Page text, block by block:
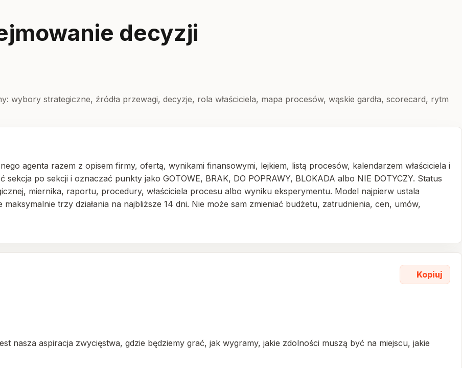
decyzji
wybory strategiczne, źródła przewagi, decyzje, rola właściciela, mapa procesów, wąskie gardła, scorecard, rytm
agenta razem z opisem firmy, ofertą, wynikami finansowymi, lejkiem, listą procesów, kalendarzem właściciela i
po sekcji i oznaczać punkty jako GOTOWE, BRAK, DO POPRAWY, BLOKADA albo NIE DOTYCZY. Status
miernika, raportu, procedury, właściciela procesu albo wyniku eksperymentu. Model najpierw ustala
trzy działania na najbliższe 14 dni. Nie może sam zmieniać budżetu, zatrudnienia, cen, umów,
Kopiuj
nasza aspiracja zwycięstwa, gdzie będziemy grać, jak wygramy, jakie zdolności muszą być na miejscu, jakie